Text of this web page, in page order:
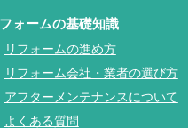
ォームの基礎知識
リフォームの進め方
リフォーム会社・業者の選び方
アフターメンテナンスについて
よくある質問